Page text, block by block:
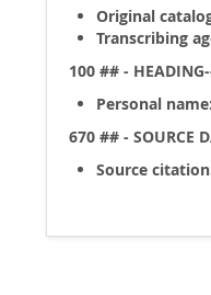
Original
Transcribing
100 ## -
Personal name:
670 ## - SOURCE
Source